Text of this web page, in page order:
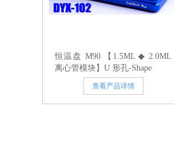
恒温盘 M90 【1.5ML ◆ 2.0ML
离心管模块】U 形孔-Shape
查看产品详情